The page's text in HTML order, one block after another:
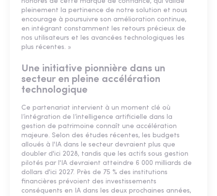
pleinement la pertinence de notre solution et nous
encourage à poursuivre son amélioration continue,
en intégrant constamment les retours précieux de
nos utilisateurs et les avancées technologiques les
plus récentes. »
Une initiative pionnière dans un
secteur en pleine accélération
technologique
Ce partenariat intervient à un moment clé où
l’intégration de l’intelligence artificielle dans la
gestion de patrimoine connaît une accélération
majeure. Selon des études récentes, les budgets
alloués à l'IA dans le secteur devraient plus que
doubler d'ici 2028, tandis que les actifs sous gestion
pilotés par l'IA devraient atteindre 6 000 milliards de
dollars d'ici 2027. Près de 75 % des institutions
financières prévoient des investissements
conséquents en IA dans les deux prochaines années,